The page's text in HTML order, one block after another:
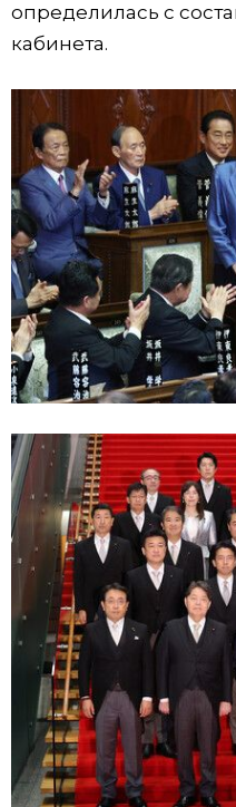
определилась с
кабинета.